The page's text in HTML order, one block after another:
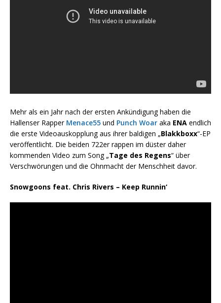
Mehr als ein Jahr nach der ersten Ankündigung haben die
Hallenser Rapper Menace55 und Punch Woar aka ENA endlich
die erste Videoauskopplung aus ihrer baldigen „Blakkboxx“-EP
veröffentlicht. Die beiden 722er rappen im düster daher
kommenden Video zum Song „Tage des Regens“ über
Verschwörungen und die Ohnmacht der Menschheit davor.
Snowgoons feat. Chris Rivers – Keep Runnin‘